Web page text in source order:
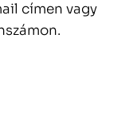
címen vagy